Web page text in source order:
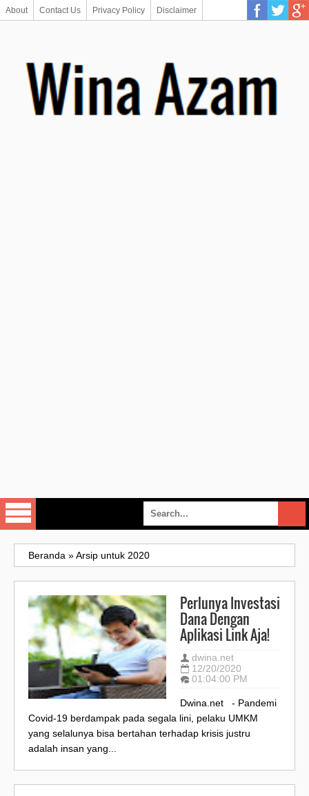
About Contact Us Privacy Policy Disclaimer
Beranda »Arsip untuk 2020
Perlunya Investasi
Dana Dengan
Aplikasi Link Aja!
dwina.net
12/20/2020
01:04:00 PM
Dwina.net - Pandemi
Covid-19 berdampak pada segala lini, pelaku UMKM
yang selalunya bisa bertahan terhadap krisis justru
adalah insan yang...